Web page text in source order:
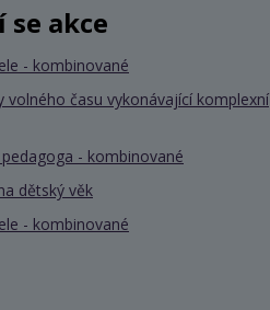
se akce
- kombinované
volného času vykonávající komplexní
- kombinované
dětský věk
- kombinované